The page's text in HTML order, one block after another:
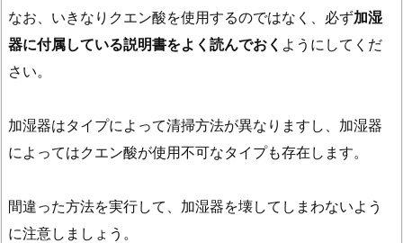
い？
3.
習
慣
掃
なお、いきなりクエン酸を使用するのではなく、必ず加湿
器に付属している説明書をよく読んでおく ようにしてくだ
さい。
加湿器はタイプによって清掃方法が異なりますし、加湿器
によってはクエン酸が使用不可なタイプも存在します。
間違った方法を実行して、加湿器を壊してしまわないよう
に注意しましょう。